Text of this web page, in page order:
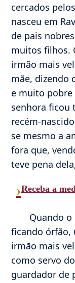
cercados
nasceu em
de pais
muitos filhos.
irmão mais
mãe, dizendo
e muito pobre
senhora ficou
recém-
se mesmo a
fora que,
teve pena
›Receba a
Quando
ficando órfão,
irmão mais
como servo
guardador de